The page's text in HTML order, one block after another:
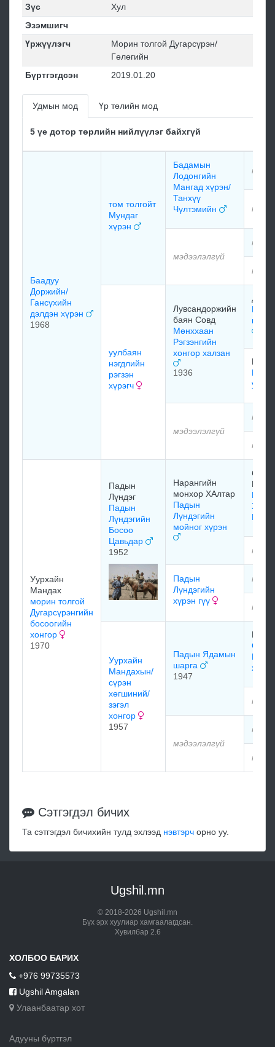
Зүс
Хул
Эзэмшигч
Үржүүлэгч
Морин толгой Дугарсүрэн/
Гөлөгийн
Бүртгэгдсэн
2019.01.20
Удмын мод Үр төлийн мод
5 үе дотор төрлийн нийлүүлэг байхгүй
Баадуу
Доржийн/
Гансүхийн
дэлдэн хүрэн
1968
том толгойт
Мундаг
хүрэн
Бадамын
Лодонгийн
Мангад хүрэн/
Танхүү
Чүлтэмийн
мэдээлэлгүй
уулбаян
нэгдлийн
рэгзэн
хүрэгч
Лувсандоржийн
баян Совд
Мөнххаан
Рэгзэнгийн
хонгор халзан
1936
Баян
Баян
Баян
ухаа
мэдээлэлгүй
Уурхайн
Мандах
морин толгой
Дугарсүрэнгийн
босоогийн
хонгор
1970
Падын
Лүндэг
Падын
Лүндэгийн
Босоо
Цавьдар
1952
Нарангийн
монхор ХАлтар
Падын
Лүндэгийн
мойног хүрэн
Падын
Лүндэгийн
хүрэн гүү
Уурхайн
Мандахын/
сүрэн
хөгшиний/
зэгэл
хонгор
1957
Падын Ядамын
шарга
1947
Баян
мэдээлэлгүй
Сэтгэгдэл бичих
Та сэтгэгдэл бичихийн тулд эхлээд нэвтэрч орно уу.
Ugshil.mn
© 2018-2026 Ugshil.mn
Бүх эрх хуулиар хамгаалагдсан.
Хувилбар 2.6
ХОЛБОО БАРИХ
+976 99735573
Ugshil Amgalan
Улаанбаатар хот
Адууны бүртгэл